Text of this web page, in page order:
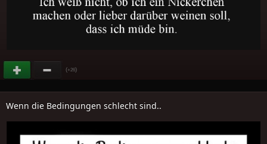
(+26)
Wenn die Bedingungen schlecht sind..